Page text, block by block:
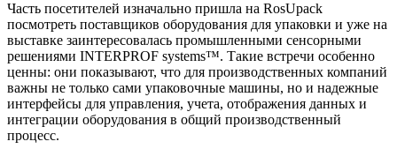
Часть посетителей изначально пришла на RosUpack
посмотреть поставщиков оборудования для упаковки и уже на
выставке заинтересовалась промышленными сенсорными
решениями INTERPROF systems™. Такие встречи особенно
ценны: они показывают, что для производственных компаний
важны не только сами упаковочные машины, но и надежные
интерфейсы для управления, учета, отображения данных и
интеграции оборудования в общий производственный
процесс.